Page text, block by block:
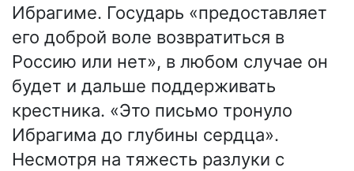
Ибрагиме. Государь «предоставляет
его доброй воле возвратиться в
Россию или нет», в любом случае он
будет и дальше поддерживать
крестника. «Это письмо тронуло
Ибрагима до глубины сердца».
Несмотря на тяжесть разлуки с